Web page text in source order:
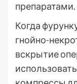
препаратами.
Когда
гнойно-
вскрытие